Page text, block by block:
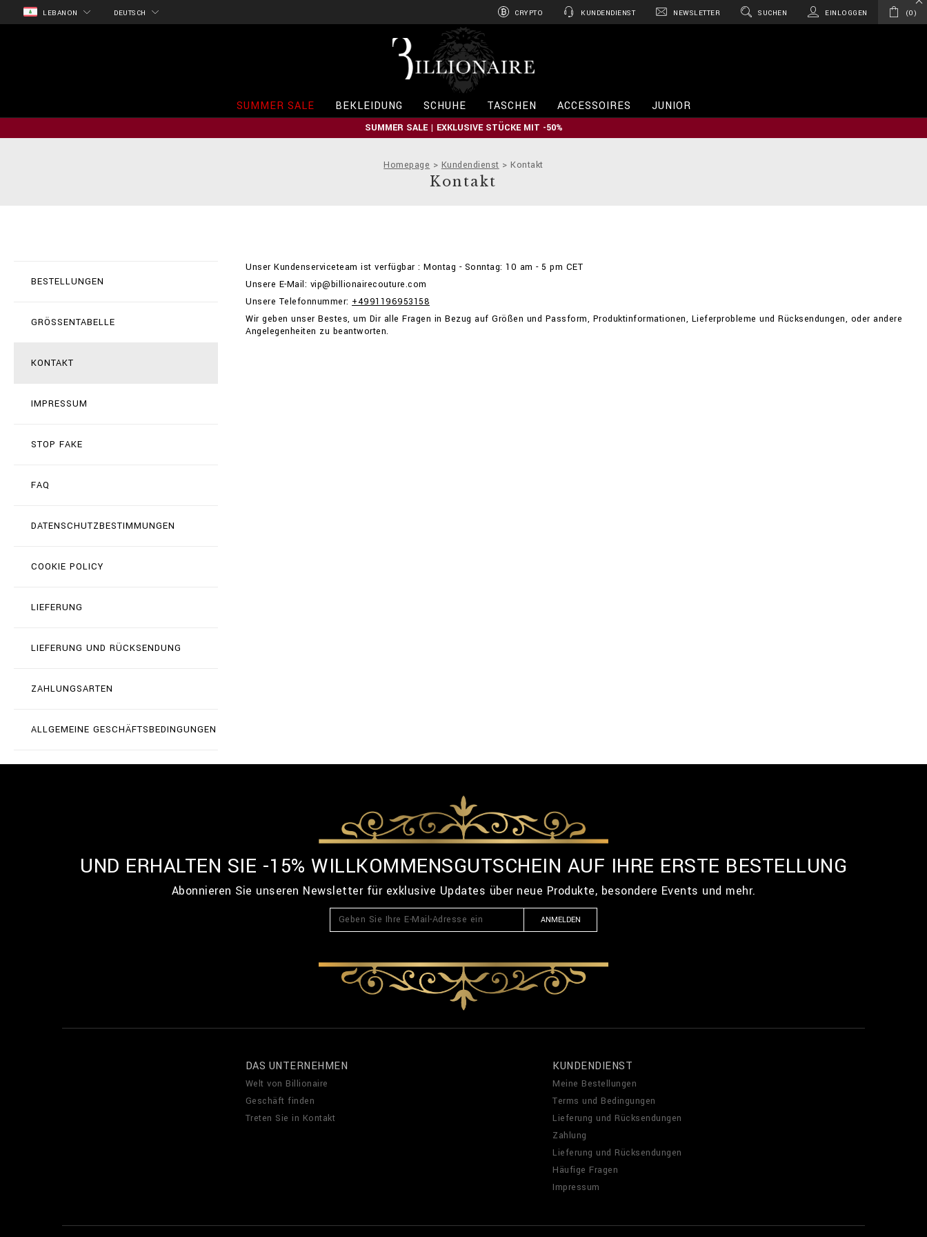
LEBANON DEUTSCH CRYPTO KUNDENDIENST NEWSLETTER SUCHEN EINLOGGEN 0
l
o
n
a
e
SUMMER SALE BEKLEIDUNG SCHUHE TASCHEN ACCESSOIRES JUNIOR
SUMMER SALE | EXKLUSIVE STÜCKE MIT -50%
Homepage Kundendienst Kontakt
Kontakt
BESTELLUNGEN
GRÖSSENTABELLE
KONTAKT
IMPRESSUM
STOP FAKE
FAQ
DATENSCHUTZBESTIMMUNGEN
COOKIE POLICY
LIEFERUNG
LIEFERUNG UND RÜCKSENDUNG
ZAHLUNGSARTEN
ALLGEMEINE GESCHÄFTSBEDINGUNGEN
Unser Kundenserviceteam ist verfügbar : Montag - Sonntag: 10 am - 5 pm CET
Unsere E-Mail: vip@billionairecouture.com
Unsere Telefonnummer: +4991196953158
Wir geben unser Bestes, um Dir alle Fragen in Bezug auf Größen und Passform, Produktinformationen, Lieferprobleme und Rücksendungen, oder andere
Angelegenheiten zu beantworten.
UND ERHALTEN SIE -15% WILLKOMMENSGUTSCHEIN AUF IHRE ERSTE BESTELLUNG
Abonnieren Sie unseren Newsletter für exklusive Updates über neue Produkte, besondere Events und mehr.
ANMELDEN
DAS UNTERNEHMEN
Welt von Billionaire
Geschäft finden
Treten Sie in Kontakt
KUNDENDIENST
Meine Bestellungen
Terms und Bedingungen
Lieferung und Rücksendungen
Zahlung
Lieferung und Rücksendungen
Häufige Fragen
Impressum